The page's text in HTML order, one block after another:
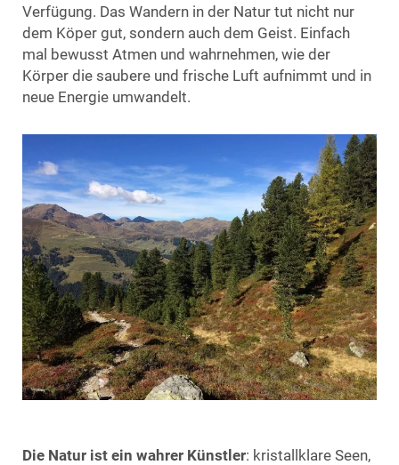
Verfügung. Das Wandern in der Natur tut nicht nur
dem Köper gut, sondern auch dem Geist. Einfach
mal bewusst Atmen und wahrnehmen, wie der
Körper die saubere und frische Luft aufnimmt und in
neue Energie umwandelt.
Die Natur ist ein wahrer Künstler: kristallklare Seen,